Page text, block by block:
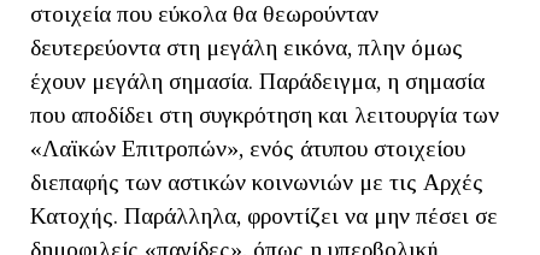
στοιχεία που εύκολα θα θεωρούνταν
δευτερεύοντα στη μεγάλη εικόνα, πλην όμως
έχουν μεγάλη σημασία. Παράδειγμα, η σημασία
που αποδίδει στη συγκρότηση και λειτουργία των
«Λαϊκών Επιτροπών», ενός άτυπου στοιχείου
διεπαφής των αστικών κοινωνιών με τις Αρχές
Κατοχής. Παράλληλα, φροντίζει να μην πέσει σε